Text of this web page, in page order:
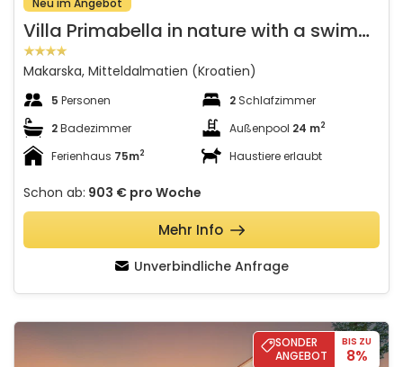
Neu im Angebot
V
illa Primabella in nature with a swimming pool and a sheltered view
Makarska, Mitteldalmatien (Kroatien)
5 Personen 2 Schlafzimmer
2Badezimmer Außenpool 24 m2
Ferienhaus 75m2 Haustiere erlaubt
Schon ab: 903 € pro Woche
Unverbindliche Anfrage
Mehr Info
Villa S
SONDER
ANGEBOT
BIS ZU
8%